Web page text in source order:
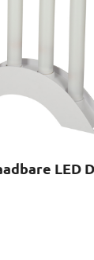
LED